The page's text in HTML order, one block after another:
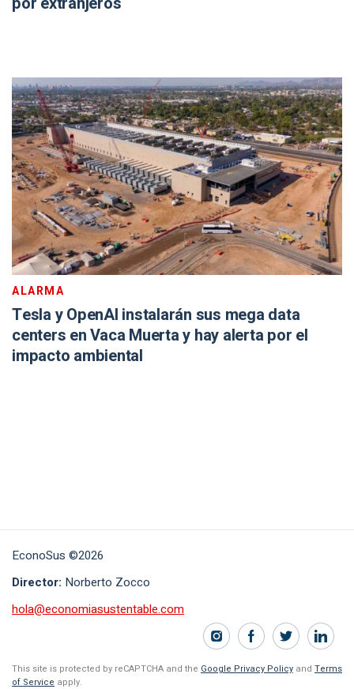
ALARMA
Tesla y OpenAI instalarán sus mega data
centers en Vaca Muerta y hay alerta por el
impacto ambiental
EconoSus ©2026
Director: Norberto Zocco
hola@economiasustentable.com
This site is protected by reCAPTCHA and the Google Privacy Policy and Terms
of Service apply.